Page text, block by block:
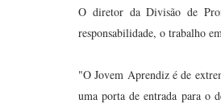
O diretor da Divisão de
responsabilidade, o trabalho
"O Jovem Aprendiz é de
uma porta de entrada para o